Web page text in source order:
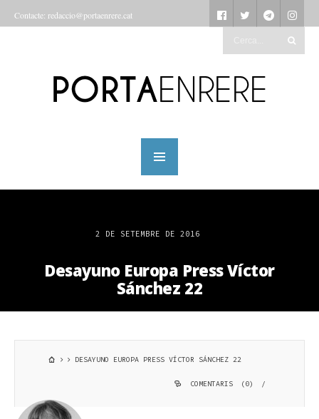
Contacte: redaccio@portaenrere.cat
2 DE SETEMBRE DE 2016
Desayuno Europa Press Víctor
Sánchez 22
DESAYUNO EUROPA PRESS VÍCTOR SÁNCHEZ 22
COMENTARIS (0) /